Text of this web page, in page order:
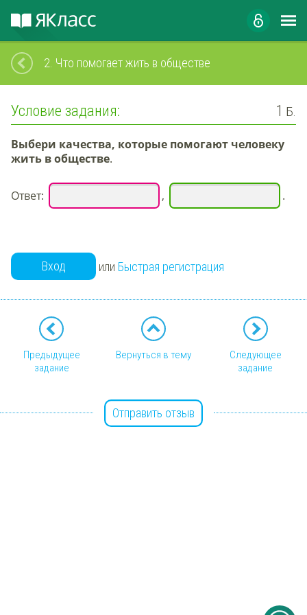
2. Что помогает жить в обществе
Условие задания: 1 Б.
Выбери качества, которые помогают человеку
жить в обществе.
Ответ: , .
Вход или Быстрая регистрация
Предыдущее
задание
Вернуться в тему
Следующее
задание
Отправить отзыв